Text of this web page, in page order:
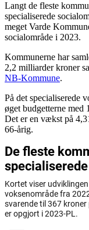
Langt de fleste
specialiserede
meget Varde
socialområde i 2023.
Kommunerne har
2,2 milliarder kroner
NB-Kommune.
På det specialiserede
øget budgetterne med
Det er en vækst på
66-årig.